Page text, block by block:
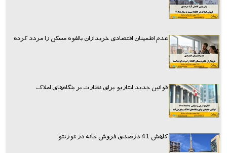
عدم اطمینان اقتصادی خریداران بالقوه مسکن را مردد کرده
قوانین جدید انتاریو برای نظارت بر بنگاه‌های املاک
کاهش 41 درصدی فروش خانه در تورنتو